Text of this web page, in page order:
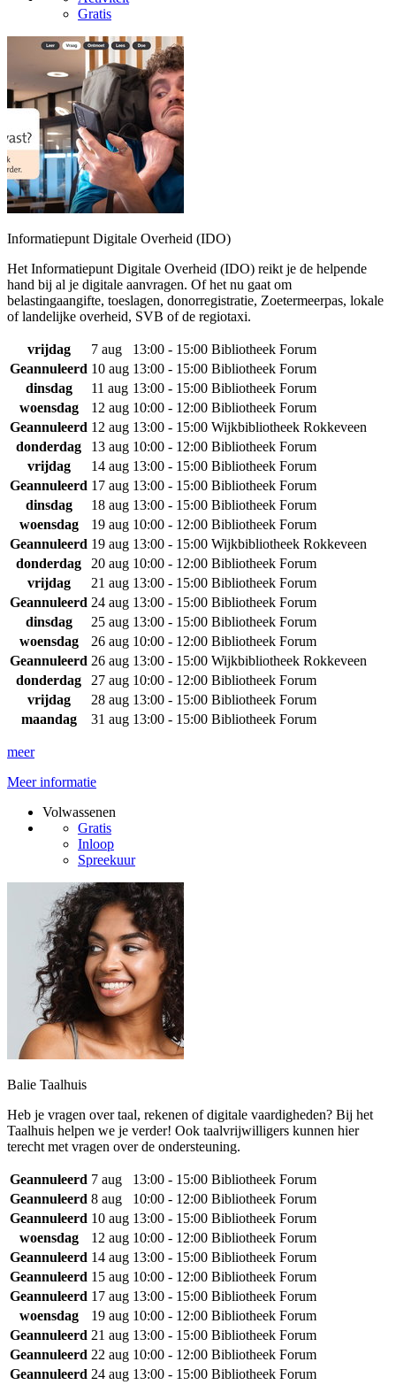
Gratis
Informatiepunt Digitale Overheid (IDO)
Het Informatiepunt Digitale Overheid (IDO) reikt je de helpende
hand bij al je digitale aanvragen. Of het nu gaat om
belastingaangifte, toeslagen, donorregistratie, Zoetermeerpas, lokale
of landelijke overheid, SVB of de regiotaxi.
vrijdag 7 aug 13:00 - 15:00 Bibliotheek Forum
Geannuleerd 10 aug 13:00 - 15:00 Bibliotheek Forum
dinsdag
11 aug 13:00 - 15:00 Bibliotheek Forum
woensdag
12 aug 10:00 - 12:00 Bibliotheek Forum
Geannuleerd 12 aug 13:00 - 15:00 Wijkbibliotheek Rokkeveen
donderdag
13 aug 10:00 - 12:00 Bibliotheek Forum
vrijdag
14 aug 13:00 - 15:00 Bibliotheek Forum
Geannuleerd 17 aug 13:00 - 15:00 Bibliotheek Forum
dinsdag
18 aug 13:00 - 15:00 Bibliotheek Forum
woensdag
19 aug 10:00 - 12:00 Bibliotheek Forum
Geannuleerd 19 aug 13:00 - 15:00 Wijkbibliotheek Rokkeveen
donderdag
20 aug 10:00 - 12:00 Bibliotheek Forum
vrijdag
21 aug 13:00 - 15:00 Bibliotheek Forum
Geannuleerd 24 aug 13:00 - 15:00 Bibliotheek Forum
dinsdag
25 aug 13:00 - 15:00 Bibliotheek Forum
woensdag
26 aug 10:00 - 12:00 Bibliotheek Forum
Geannuleerd 26 aug 13:00 - 15:00 Wijkbibliotheek Rokkeveen
donderdag
27 aug 10:00 - 12:00 Bibliotheek Forum
vrijdag
28 aug 13:00 - 15:00 Bibliotheek Forum
maandag
31 aug 13:00 - 15:00 Bibliotheek Forum
meer
Meer informatie
Volwassenen
Gratis
Inloop
Spreekuur
Balie Taalhuis
Heb je vragen over taal, rekenen of digitale vaardigheden? Bij het
Taalhuis helpen we je verder! Ook taalvrijwilligers kunnen hier
terecht met vragen over de ondersteuning.
Geannuleerd 7 aug 13:00 - 15:00 Bibliotheek Forum
Geannuleerd 8 aug 10:00 - 12:00 Bibliotheek Forum
Geannuleerd 10 aug 13:00 - 15:00 Bibliotheek Forum
woensdag
12 aug 10:00 - 12:00 Bibliotheek Forum
Geannuleerd 14 aug 13:00 - 15:00 Bibliotheek Forum
Geannuleerd 15 aug 10:00 - 12:00 Bibliotheek Forum
Geannuleerd 17 aug 13:00 - 15:00 Bibliotheek Forum
woensdag
19 aug 10:00 - 12:00 Bibliotheek Forum
Geannuleerd 21 aug 13:00 - 15:00 Bibliotheek Forum
Geannuleerd 22 aug 10:00 - 12:00 Bibliotheek Forum
Geannuleerd 24 aug 13:00 - 15:00 Bibliotheek Forum